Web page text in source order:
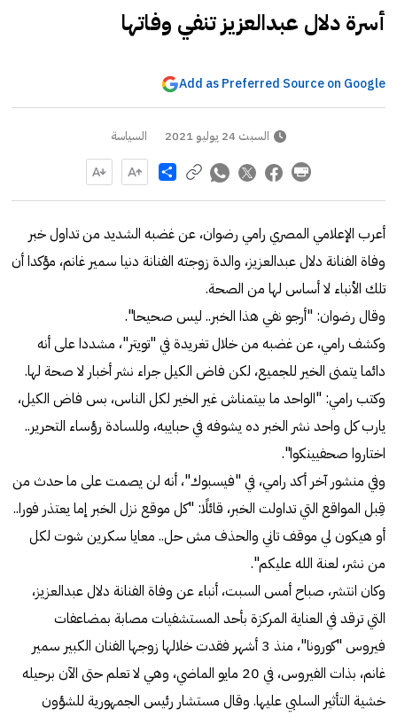
أسرة دلال عبدالعزيز تنفي وفاتها
Add as Preferred Source on Google
السبت 24 يوليو 2021 السياسة
Share
أعرب الإعلامي المصري رامي رضوان، عن غضبه الشديد من تداول خبر
وفاة الفنانة دلال عبدالعزيز، والدة زوجته الفنانة دنيا سمير غانم، مؤكدا أن
تلك الأنباء لا أساس لها من الصحة.
وقال رضوان: "أرجو نفي هذا الخبر.. ليس صحيحا".
وكشف رامي، عن غضبه من خلال تغريدة في "تويتر"، مشددا على أنه
دائما يتمنى الخير للجميع، لكن فاض الكيل جراء نشر أخبار لا صحة لها.
وكتب رامي: "الواحد ما بيتمناش غير الخير لكل الناس، بس فاض الكيل،
يارب كل واحد نشر الخبر ده يشوفه في حبايبه، وللسادة رؤساء التحرير..
اختاروا صحفيينكوا".
وفي منشور آخر أكد رامي، في "فيسبوك"، أنه لن يصمت على ما حدث من
قِبل المواقع التي تداولت الخبر، قائلًا: "كل موقع نزل الخبر إما يعتذر فورا..
أو هيكون لي موقف تاني والحذف مش حل.. معايا سكرين شوت لكل
من نشر، لعنة الله عليكم".
وكان انتشر، صباح أمس السبت، أنباء عن وفاة الفنانة دلال عبدالعزيز،
التي ترقد في العناية المركزة بأحد المستشفيات مصابة بمضاعفات
فيروس "كورونا"، منذ 3 أشهر فقدت خلالها زوجها الفنان الكبير سمير
غانم، بذات الفيروس، في 20 مايو الماضي، وهي لا تعلم حتى الآن برحيله
خشية التأثير السلبي عليها. وقال مستشار رئيس الجمهورية للشؤون